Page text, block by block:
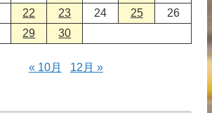
22 23 24 25
26
29 30
« 10月 12月 »